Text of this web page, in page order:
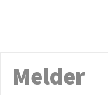
Melder